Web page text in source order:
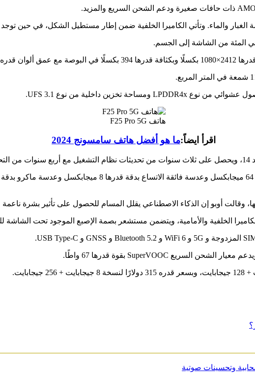
هاتف F25 Pro 5G
اقرأ ايضاً:ما هو أفضل هاتف سامسونج 2024
وقالت أوبو إن الذكاء الاصطناعي يقلل المسام للحصول على تأثير بشرة